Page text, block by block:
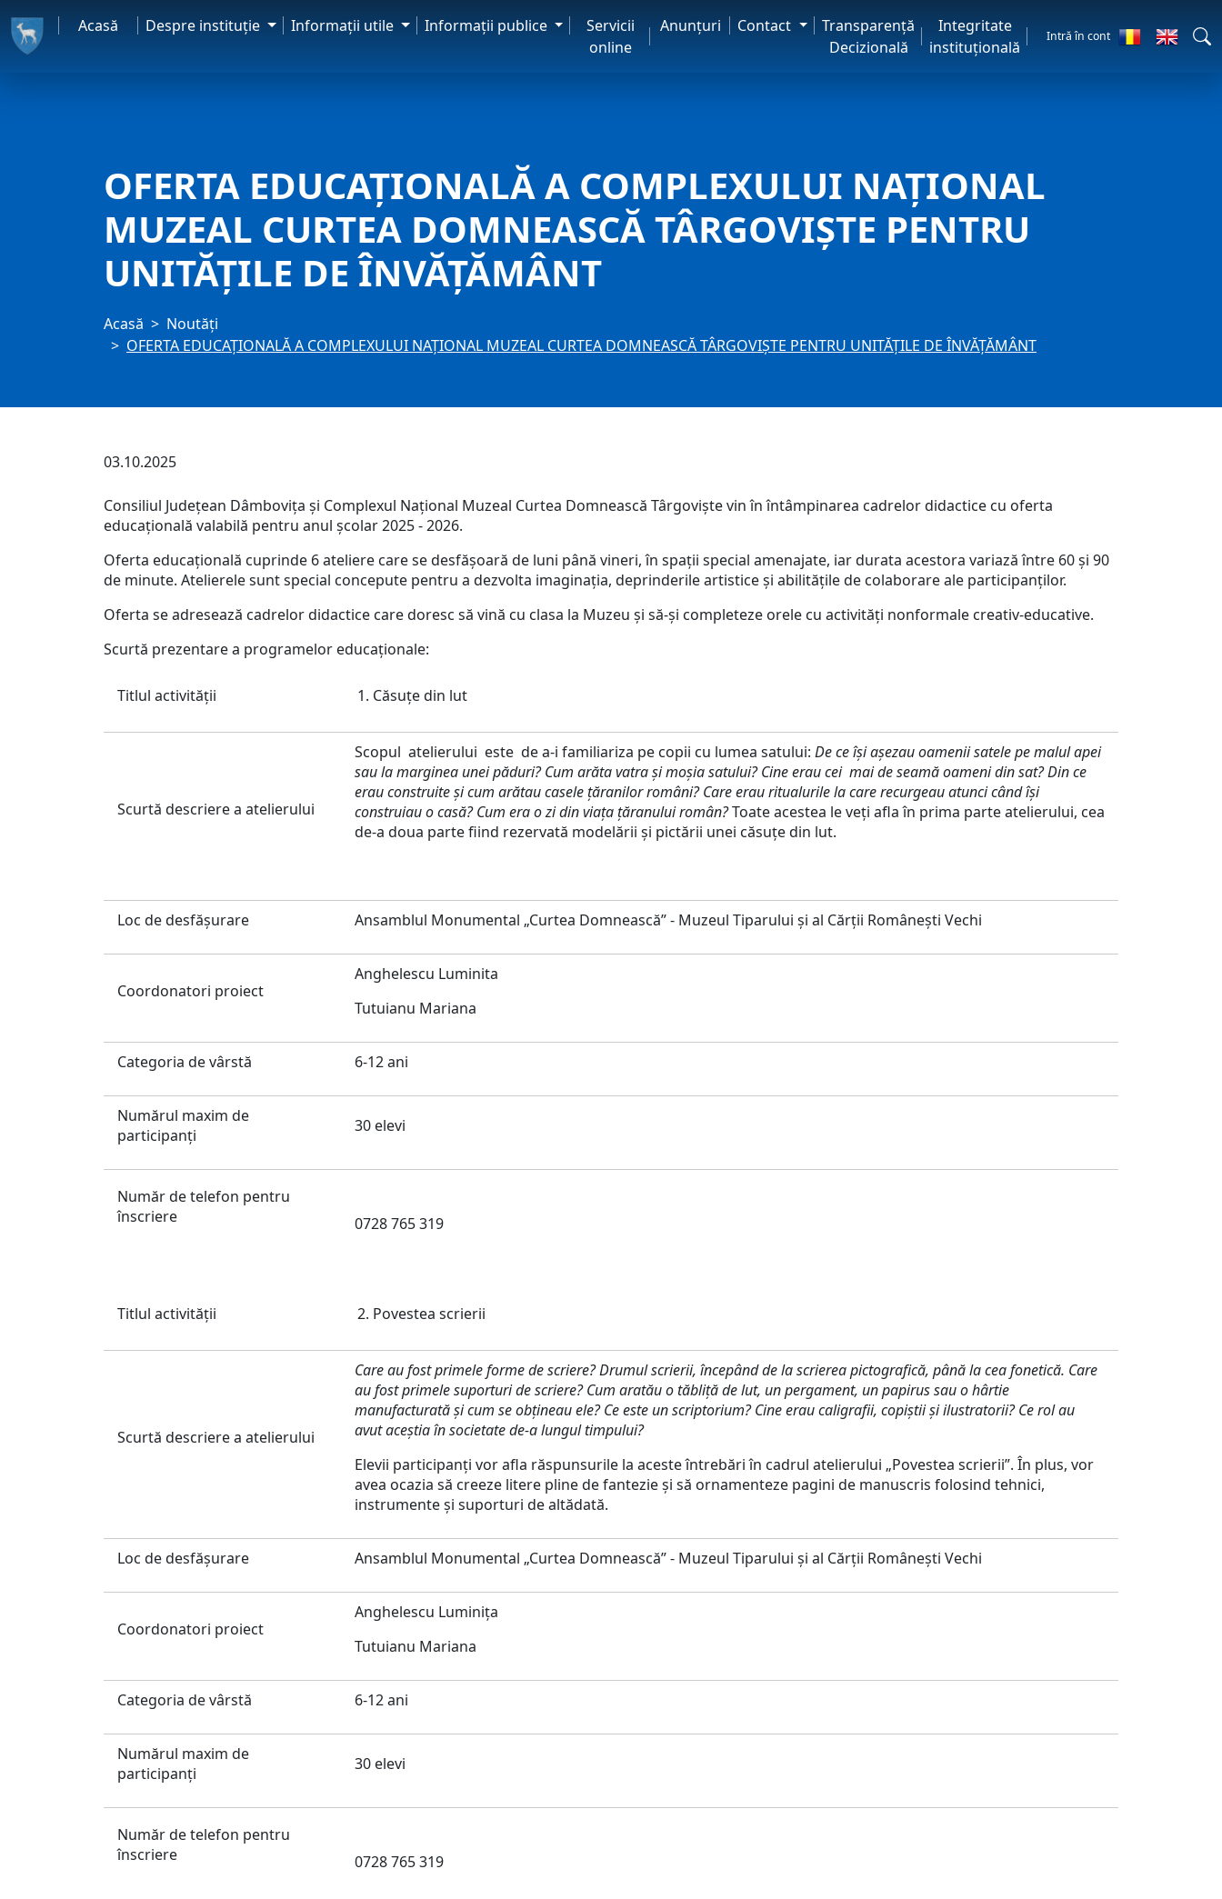
Acasă Despre instituţie Informaţii utile Informaţii publice
Servicii
online
Anunţuri Contact
Transparență
Decizională
Integritate
instituțională
Intră în cont
OFERTA EDUCAȚIONALĂ A COMPLEXULUI NAŢIONAL
MUZEAL CURTEA DOMNEASCĂ TÂRGOVIŞTE PENTRU
UNITĂȚILE DE ÎNVĂȚĂMÂNT
Acasă
Noutăți
OFERTA EDUCAȚIONALĂ A COMPLEXULUI NAŢIONAL MUZEAL CURTEA DOMNEASCĂ TÂRGOVIŞTE PENTRU UNITĂȚILE DE ÎNVĂȚĂMÂNT
03.10.2025
Consiliul Județean Dâmbovița și Complexul Naţional Muzeal Curtea Domnească Târgovişte vin în întâmpinarea cadrelor didactice cu oferta
educațională valabilă pentru anul școlar 2025 - 2026.
Oferta educațională cuprinde 6 ateliere care se desfășoară de luni până vineri, în spații special amenajate, iar durata acestora variază între 60 și 90
de minute. Atelierele sunt special concepute pentru a dezvolta imaginația, deprinderile artistice și abilitățile de colaborare ale participanților.
Oferta se adresează cadrelor didactice care doresc să vină cu clasa la Muzeu și să-și completeze orele cu activități nonformale creativ-educative.
Scurtă prezentare a programelor educaționale:
Titlul activităţii Căsuțe din lut
Scurtă descriere a atelierului
Scopul atelierului este de a-i familiariza pe copii cu lumea satului: De ce își așezau oamenii satele pe malul apei
sau la marginea unei păduri? Cum arăta vatra și moșia satului? Cine erau cei mai de seamă oameni din sat? Din ce
erau construite și cum arătau casele țăranilorromâni? Care erau ritualurile la care recurgeau atunci când își
construiau o casă? Cum era o zi din viața țăranului român?Toate acestea le veți afla în prima parte atelierului, cea
de-a doua parte fiind rezervată modelării și pictării unei căsuțe din lut.
Loc de desfăşurare Ansamblul Monumental „Curtea Domnească” - Muzeul Tiparului și al Cărții Românești Vechi
Coordonatori proiect
Anghelescu Luminita
Tutuianu Mariana
Categoria de vârstă 6-12 ani
Numărul maxim de
participanți
30 elevi
Număr de telefon pentru
înscriere
0728 765 319
Titlul activităţii Povestea scrierii
Scurtă descriere a atelierului
Care au fost primele forme de scriere? Drumul scrierii, începând de la scrierea pictografică, până la cea fonetică. Care
au fost primele suporturi de scriere? Cum aratău o tăbliţă de lut, un pergament, un papirus sau o hârtie
manufacturată şi cum se obţineau ele? Ce este un scriptorium? Cine erau caligrafii, copiștii și ilustratorii? Ce rol au
avut aceştia în societate de-a lungul timpului?
Elevii participanți vor afla răspunsurile la aceste întrebări în cadrul atelierului „Povestea scrierii”. În plus, vor
avea ocazia să creeze litere pline de fantezie și să ornamenteze pagini de manuscris folosind tehnici,
instrumente și suporturi de altădată.
Loc de desfăşurare Ansamblul Monumental „Curtea Domnească” - Muzeul Tiparului și al Cărții Românești Vechi
Coordonatori proiect
Anghelescu Luminița
Tutuianu Mariana
Categoria de vârstă 6-12 ani
Numărul maxim de
participanți
30 elevi
Număr de telefon pentru
înscriere
0728 765 319